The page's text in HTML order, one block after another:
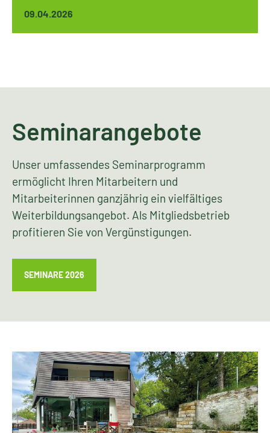
09.04.2026
Seminarangebote
Unser umfassendes Seminarprogramm
ermöglicht Ihren Mitarbeitern und
Mitarbeiterinnen ganzjährig ein vielfältiges
Weiterbildungsangebot. Als Mitgliedsbetrieb
profitieren Sie von Vergünstigungen.
SEMINARE 2026